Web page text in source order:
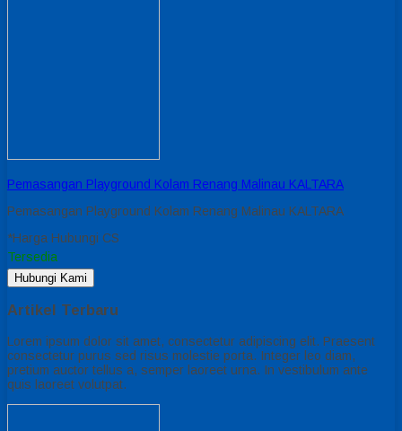
Pemasangan Playground Kolam Renang Malinau KALTARA
Pemasangan Playground Kolam Renang Malinau KALTARA
*Harga Hubungi CS
Tersedia
Hubungi Kami
Artikel Terbaru
Lorem ipsum dolor sit amet, consectetur adipiscing elit. Praesent
consectetur purus sed risus molestie porta. Integer leo diam,
pretium auctor tellus a, semper laoreet urna. In vestibulum ante
quis laoreet volutpat.